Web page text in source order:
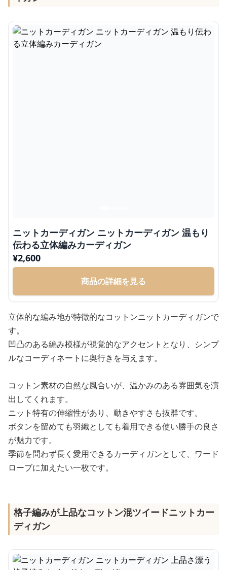
ニットカーディガン ニットカーディガン 温もり
伝わる立体編みカーディガン
¥2,600
商品の詳細を見る
立体的な編み地が特徴的なコットンニットカーディガンで
す。
凹凸のある編み模様が視覚的なアクセントとなり、シンプ
ルなコーディネートに奥行きを与えます。
コットン素材の自然な風合いが、温かみのある雰囲気を演
出してくれます。
ニット特有の伸縮性があり、動きやすさも抜群です。
ボタンを留めても羽織としても着用できる使い勝手の良さ
が魅力です。
季節を問わず長く愛用できるカーディガンとして、ワード
ローブに加えたい一枚です。
格子編みが上品なコットン混ツイードニットカー
ディガン